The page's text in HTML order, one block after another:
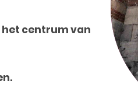
het centrum van